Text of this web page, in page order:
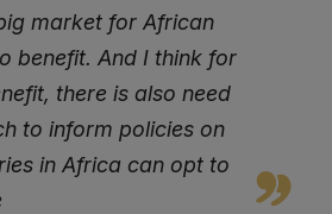
market for African
benefit. And I think for
there is also need
to inform policies on
in Africa can opt to